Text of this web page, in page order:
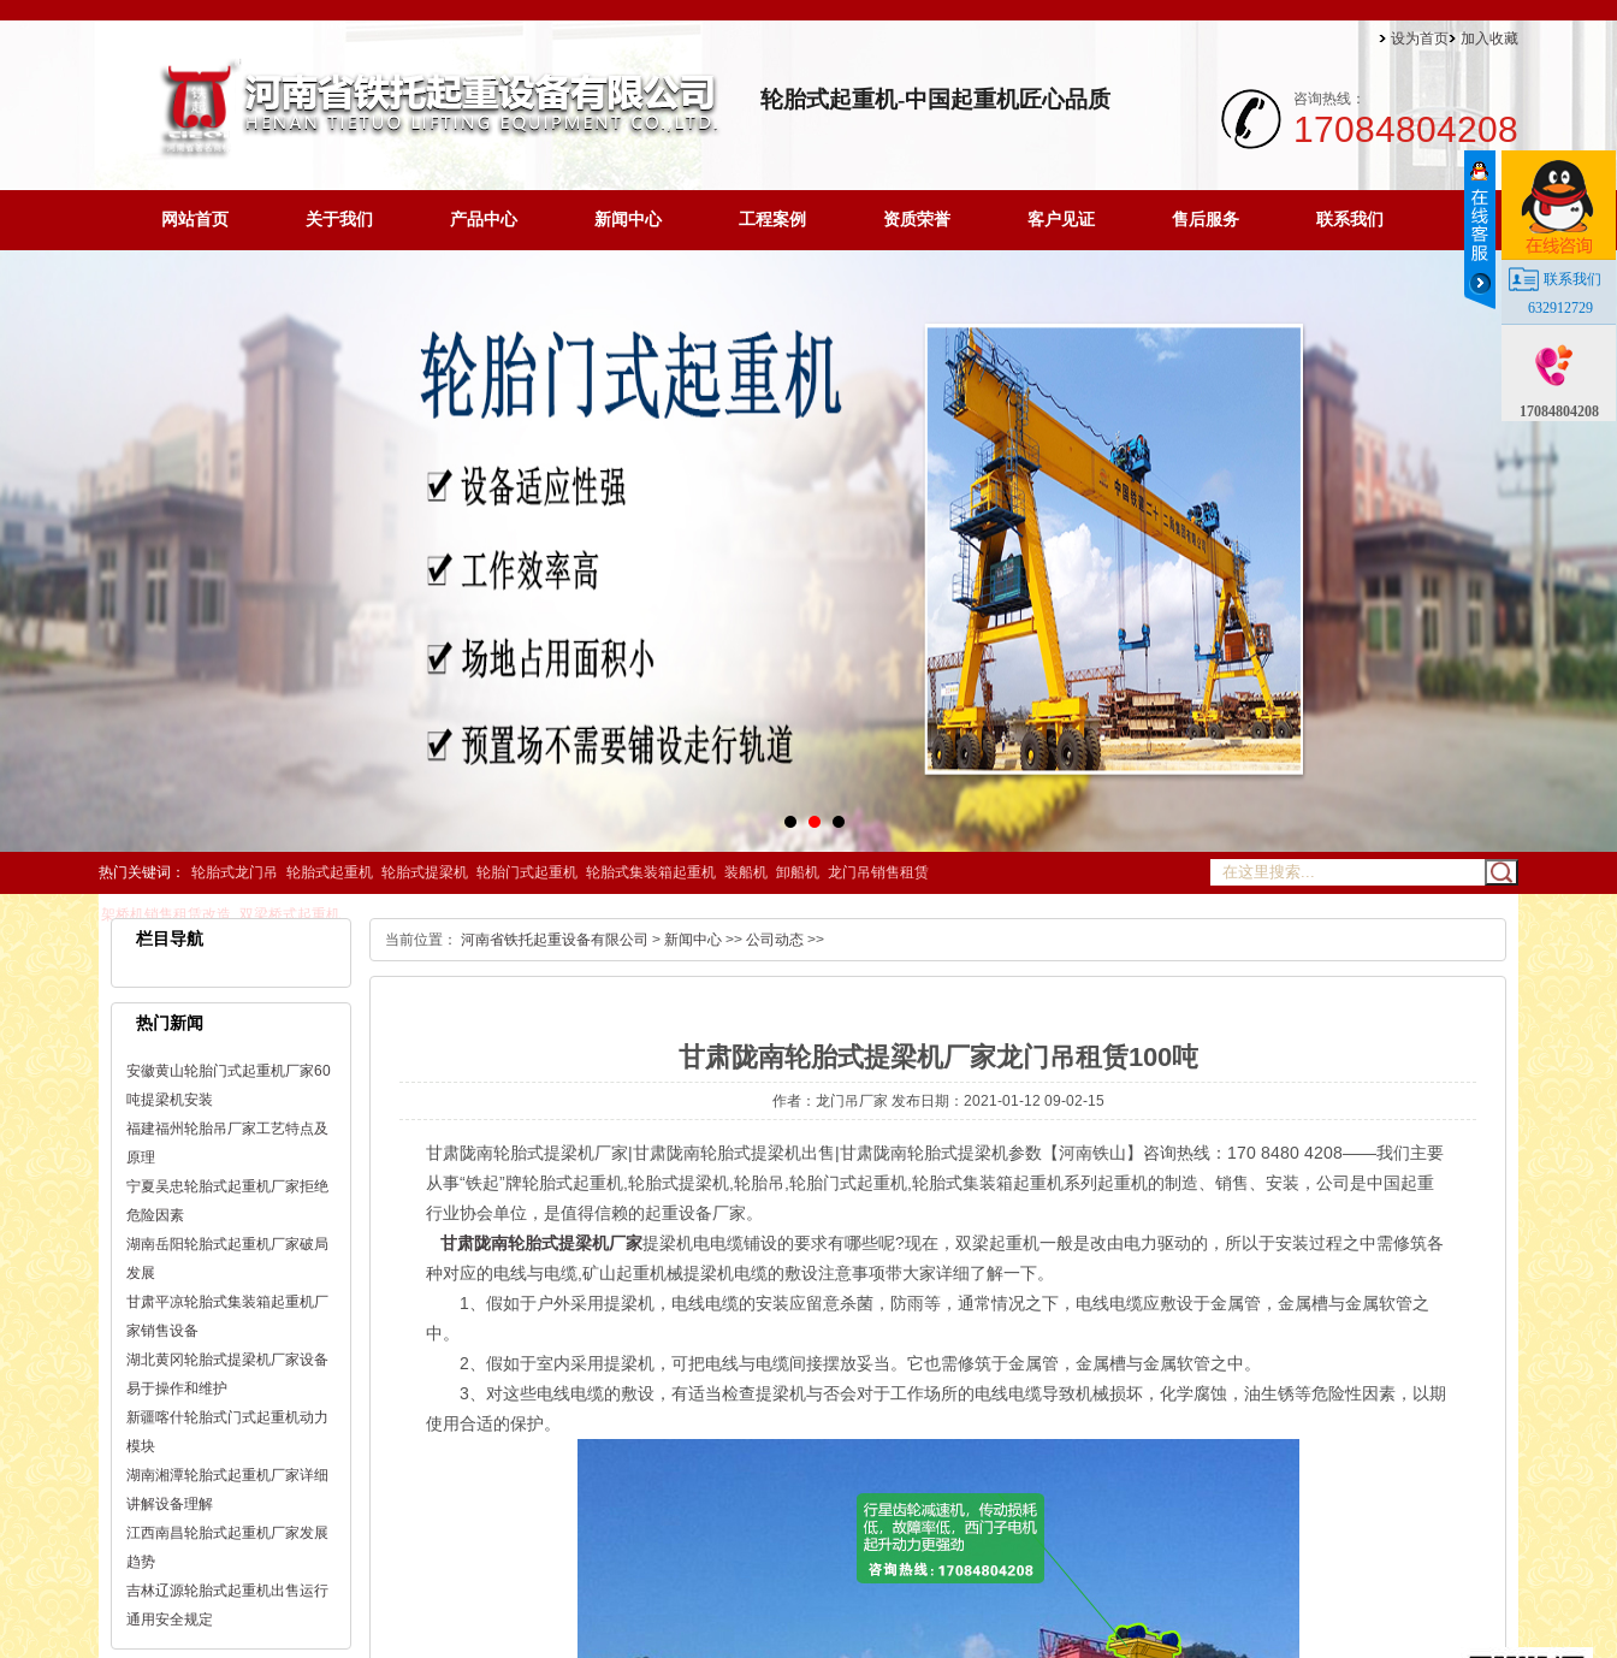
轮胎式起重机-中国起重机匠心品质
设为首页 加入收藏
咨询热线：
17084804208
网站首页 关于我们 产品中心 新闻中心 工程案例 资质荣誉 客户见证 售后服务 联系我们
热门关键词： 轮胎式龙门吊 轮胎式起重机 轮胎式提梁机 轮胎门式起重机 轮胎式集装箱起重机 装船机 卸船机 龙门吊销售租赁
架桥机销售租赁改造 双梁桥式起重机
联系我们
632912729
17084804208
栏目导航
热门新闻
安徽黄山轮胎门式起重机厂家60
吨提梁机安装
福建福州轮胎吊厂家工艺特点及
原理
宁夏吴忠轮胎式起重机厂家拒绝
危险因素
湖南岳阳轮胎式起重机厂家破局
发展
甘肃平凉轮胎式集装箱起重机厂
家销售设备
湖北黄冈轮胎式提梁机厂家设备
易于操作和维护
新疆喀什轮胎式门式起重机动力
模块
湖南湘潭轮胎式起重机厂家详细
讲解设备理解
江西南昌轮胎式起重机厂家发展
趋势
吉林辽源轮胎式起重机出售运行
通用安全规定
当前位置： 河南省铁托起重设备有限公司 > 新闻中心 >> 公司动态 >>
甘肃陇南轮胎式提梁机厂家龙门吊租赁100吨
作者：龙门吊厂家 发布日期：2021-01-12 09-02-15
甘肃陇南轮胎式提梁机厂家|甘肃陇南轮胎式提梁机出售|甘肃陇南轮胎式提梁机参数【河南铁山】咨询热线：170 8480 4208——我们主要
从事“铁起”牌轮胎式起重机,轮胎式提梁机,轮胎吊,轮胎门式起重机,轮胎式集装箱起重机系列起重机的制造、销售、安装，公司是中国起重
行业协会单位，是值得信赖的起重设备厂家。
甘肃陇南轮胎式提梁机厂家提梁机电电缆铺设的要求有哪些呢?现在，双梁起重机一般是改由电力驱动的，所以于安装过程之中需修筑各
种对应的电线与电缆,矿山起重机械提梁机电缆的敷设注意事项带大家详细了解一下。
1、假如于户外采用提梁机，电线电缆的安装应留意杀菌，防雨等，通常情况之下，电线电缆应敷设于金属管，金属槽与金属软管之
中。
2、假如于室内采用提梁机，可把电线与电缆间接摆放妥当。它也需修筑于金属管，金属槽与金属软管之中。
3、对这些电线电缆的敷设，有适当检查提梁机与否会对于工作场所的电线电缆导致机械损坏，化学腐蚀，油生锈等危险性因素，以期
使用合适的保护。